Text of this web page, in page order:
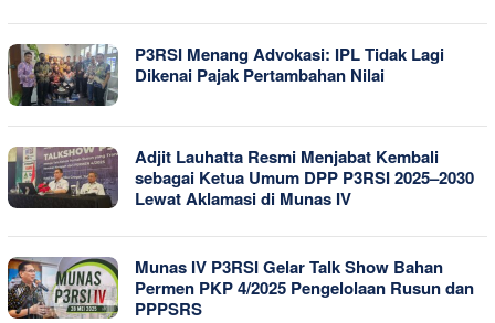
P3RSI Menang Advokasi: IPL Tidak Lagi
Dikenai Pajak Pertambahan Nilai
Adjit Lauhatta Resmi Menjabat Kembali
sebagai Ketua Umum DPP P3RSI 2025–2030
Lewat Aklamasi di Munas IV
Munas IV P3RSI Gelar Talk Show Bahan
Permen PKP 4/2025 Pengelolaan Rusun dan
PPPSRS